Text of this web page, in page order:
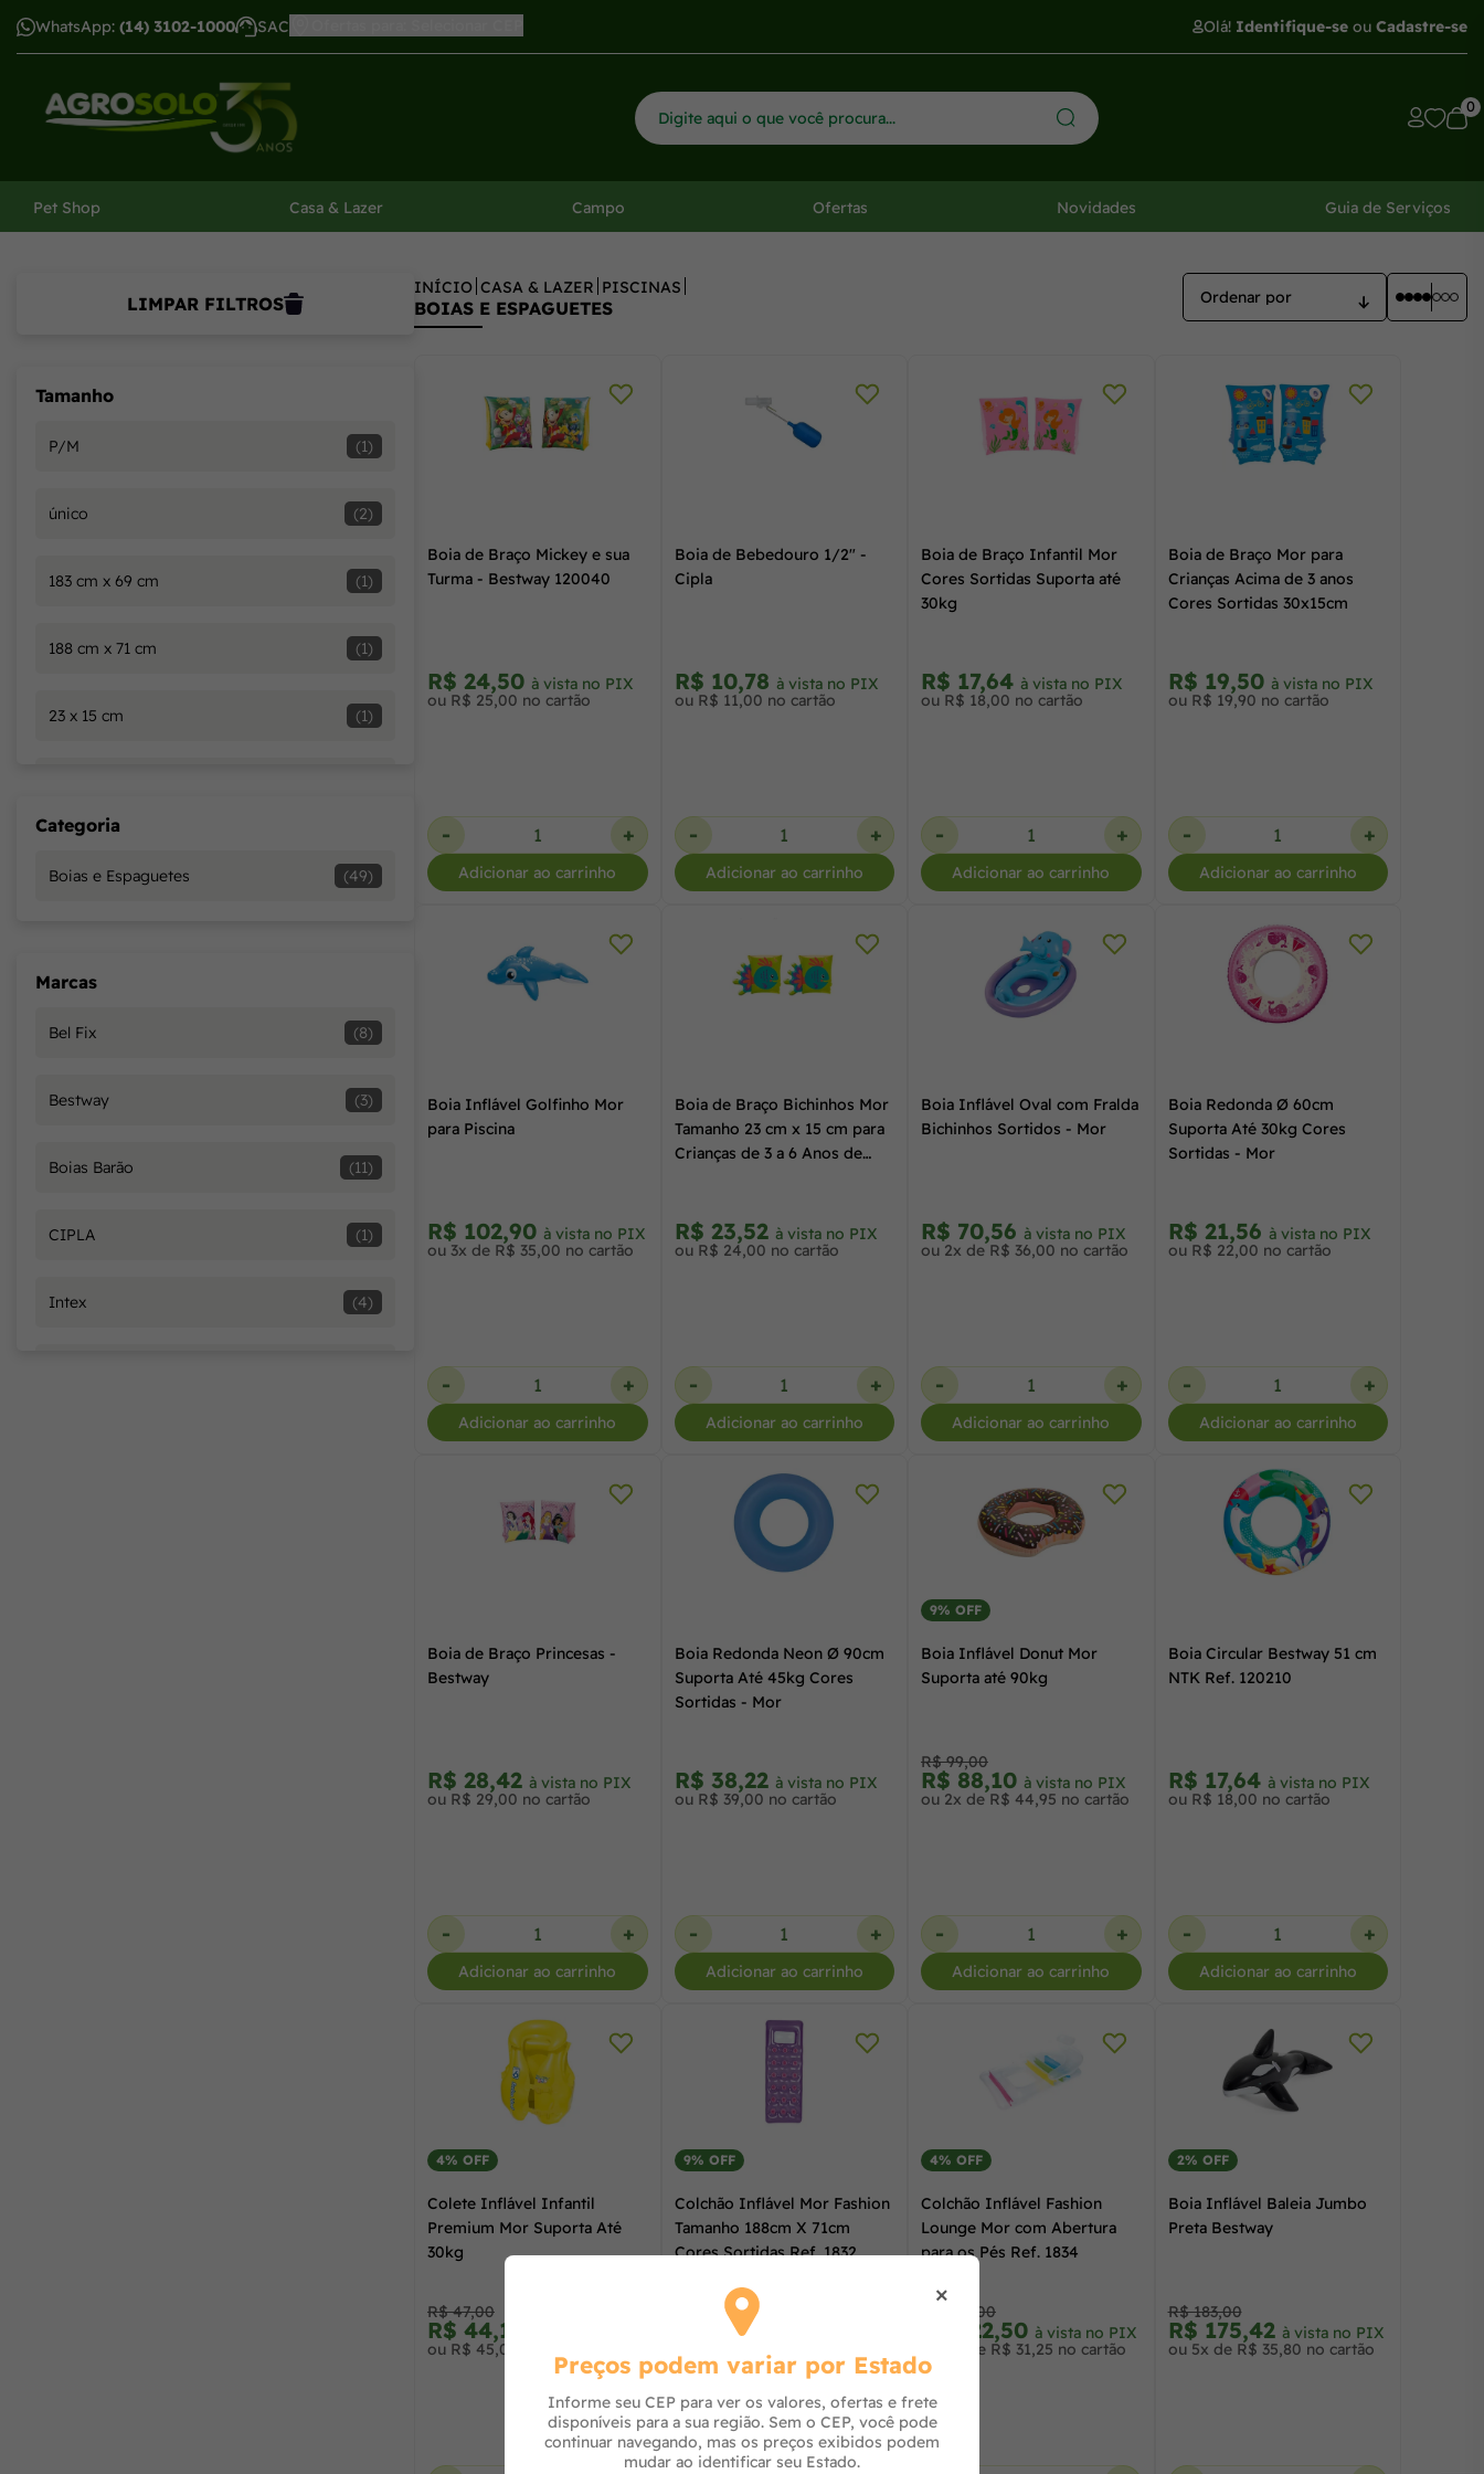
WhatsApp: (14) 3102-1000 SAC Olá! Identifique-se ou Cadastre-se
0
Pet Shop Casa & Lazer Campo Ofertas Novidades Guia de Serviços
menu
LIMPAR FILTROS
Tamanho
P/M (1)
único (2)
183 cm x 69 cm (1)
188 cm x 71 cm (1)
23 x 15 cm (1)
60 cm
Categoria
Boias e Espaguetes (49)
Marcas
Bel Fix (8)
Bestway (3)
Boias Barão (11)
CIPLA (1)
Intex (4)
INÍCIO CASA & LAZER PISCINAS
BOIAS E ESPAGUETES
Boia de Braço Mickey e sua
Turma - Bestway 120040
R$ 24,50 à vista no PIX
ou R$ 25,00 no cartão
- +
Adicionar ao carrinho
Boia de Bebedouro 1/2" -
Cipla
R$ 10,78 à vista no PIX
ou R$ 11,00 no cartão
- +
Adicionar ao carrinho
Boia de Braço Infantil Mor
Cores Sortidas Suporta até
30kg
R$ 17,64 à vista no PIX
ou R$ 18,00 no cartão
- +
Adicionar ao carrinho
Boia de Braço Mor para
Crianças Acima de 3 anos
Cores Sortidas 30x15cm
R$ 19,50 à vista no PIX
ou R$ 19,90 no cartão
- +
Adicionar ao carrinho
Boia Inflável Golfinho Mor
para Piscina
R$ 102,90 à vista no PIX
ou 3x de R$ 35,00 no cartão
- +
Adicionar ao carrinho
Boia de Braço Bichinhos Mor
Tamanho 23 cm x 15 cm para
Crianças de 3 a 6 Anos de
R$ 23,52 à vista no PIX
ou R$ 24,00 no cartão
- +
Adicionar ao carrinho
Boia Inflável Oval com Fralda
Bichinhos Sortidos - Mor
R$ 70,56 à vista no PIX
ou 2x de R$ 36,00 no cartão
- +
Adicionar ao carrinho
Boia Redonda Ø 60cm
Suporta Até 30kg Cores
Sortidas - Mor
R$ 21,56 à vista no PIX
ou R$ 22,00 no cartão
- +
Adicionar ao carrinho
Boia de Braço Princesas -
Bestway
R$ 28,42 à vista no PIX
ou R$ 29,00 no cartão
- +
Adicionar ao carrinho
Boia Redonda Neon Ø 90cm
Suporta Até 45kg Cores
Sortidas - Mor
R$ 38,22 à vista no PIX
ou R$ 39,00 no cartão
- +
Adicionar ao carrinho
9% OFF
Boia Inflável Donut Mor
Suporta até 90kg
R$ 99,00
R$ 88,10 à vista no PIX
ou 2x de R$ 44,95 no cartão
- +
Adicionar ao carrinho
Boia Circular Bestway 51 cm
NTK Ref. 120210
R$ 17,64 à vista no PIX
ou R$ 18,00 no cartão
- +
Adicionar ao carrinho
4% OFF
Colete Inflável Infantil
Premium Mor Suporta Até
30kg
R$ 47,00
R$ 44,10
ou R$ 45,00 no cartão
9% OFF
Colchão Inflável Mor Fashion
Tamanho 188cm X 71cm
Cores Sortidas Ref. 1832
R$ 108,00
R$ 96,04
4% OFF
Colchão Inflável Fashion
Lounge Mor com Abertura
para os Pés Ref. 1834
R$ 130,00
R$ 122,50 à vista no PIX
ou 4x de R$ 31,25 no cartão
2% OFF
Boia Inflável Baleia Jumbo
Preta Bestway
R$ 183,00
R$ 175,42 à vista no PIX
ou 5x de R$ 35,80 no cartão
×
Preços podem variar por Estado
Informe seu CEP para ver os valores, ofertas e frete
disponíveis para a sua região. Sem o CEP, você pode
continuar navegando, mas os preços exibidos podem
mudar ao identificar seu Estado.